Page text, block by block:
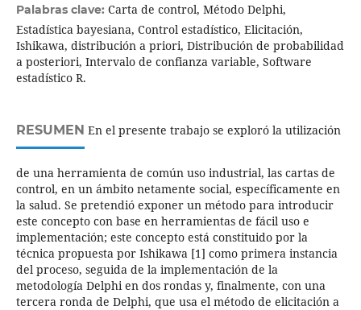
Palabras clave: Carta de control, Método Delphi,
Estadística bayesiana, Control estadístico, Elicitación,
Ishikawa, distribución a priori, Distribución de probabilidad
a posteriori, Intervalo de confianza variable, Software
estadístico R.
RESUMEN En el presente trabajo se exploró la utilización
de una herramienta de común uso industrial, las cartas de
control, en un ámbito netamente social, específicamente en
la salud. Se pretendió exponer un método para introducir
este concepto con base en herramientas de fácil uso e
implementación; este concepto está constituido por la
técnica propuesta por Ishikawa [1] como primera instancia
del proceso, seguida de la implementación de la
metodología Delphi en dos rondas y, finalmente, con una
tercera ronda de Delphi, que usa el método de elicitación a